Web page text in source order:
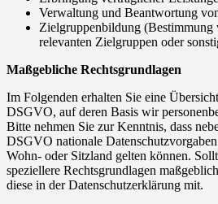
Verwaltung und Beantwortung
Zielgruppenbildung
relevanten Zielgruppen oder
Maßgebliche Rechtsgrundlagen
Im Folgenden erhalten Sie eine
DSGVO, auf deren Basis wir
Bitte nehmen Sie zur Kenntnis, dass
DSGVO nationale
Wohn- oder Sitzland gelten können.
speziellere Rechtsgrundlagen
diese in der Datenschutzerklärung mit.